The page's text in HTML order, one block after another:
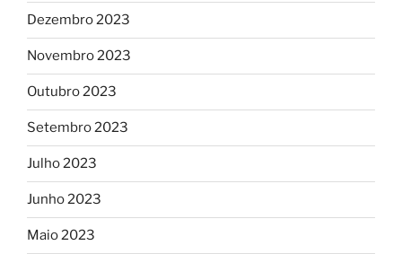
Dezembro 2023
Novembro 2023
Outubro 2023
Setembro 2023
Julho 2023
Junho 2023
Maio 2023